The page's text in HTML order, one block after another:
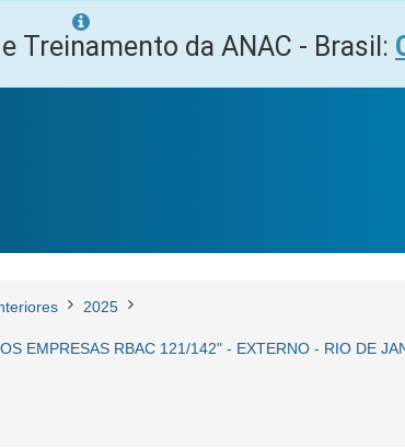
Treinamento da ANAC - Brasil:
2025
EMPRESAS RBAC 121/142" - EXTERNO - RIO DE